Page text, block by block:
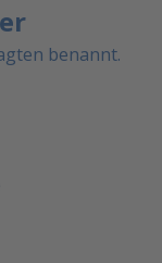
benannt.